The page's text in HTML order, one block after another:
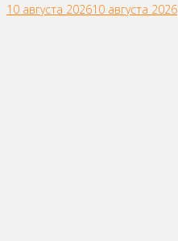
10 августа 202610 августа 2026